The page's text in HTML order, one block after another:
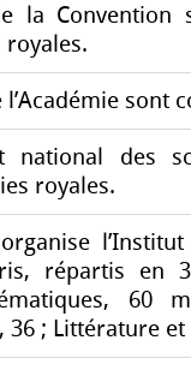
la Convention
royales.
sont
national des
royales.
répartis en
60
; Littérature et